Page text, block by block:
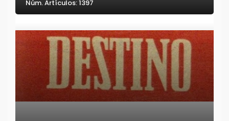
Núm. Artículos: 1397